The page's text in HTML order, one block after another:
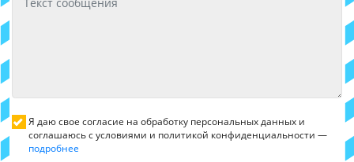
Я даю свое согласие на обработку персональных данных и
соглашаюсь с условиями и политикой конфиденциальности —
подробнее